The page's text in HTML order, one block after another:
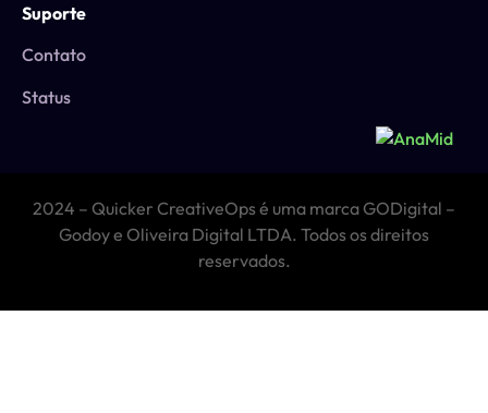
Suporte
Contato
Status
2024 – Quicker CreativeOps é uma marca GODigital –
Godoy e Oliveira Digital LTDA. Todos os direitos
reservados.